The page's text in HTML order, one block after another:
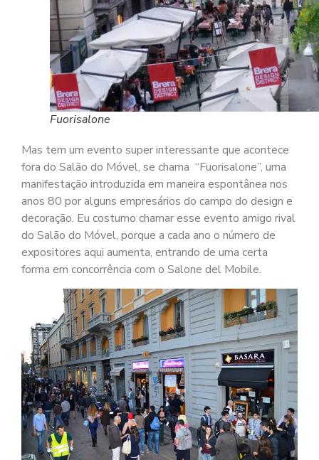
Fuorisalone
Mas tem um evento super interessante que acontece
fora do Salão do Móvel, se chama “Fuorisalone”, uma
manifestação introduzida em maneira espontânea nos
anos 80 por alguns empresários do campo do design e
decoração. Eu costumo chamar esse evento amigo rival
do Salão do Móvel, porque a cada ano o número de
expositores aqui aumenta, entrando de uma certa
forma em concorrência com o Salone del Mobile.